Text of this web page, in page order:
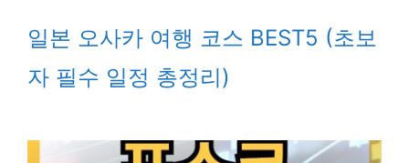
일본 오사카 여행 코스 BEST5 (초보
자 필수 일정 총정리)